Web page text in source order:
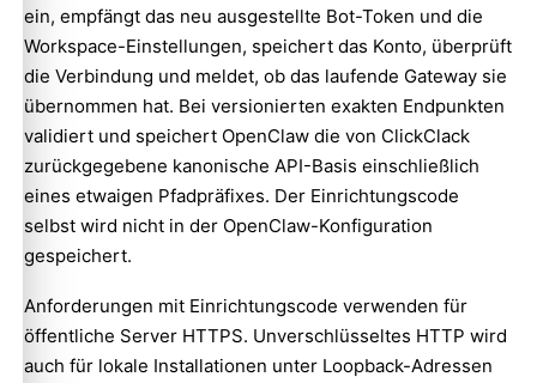
ein, empfängt das neu ausgestellte Bot-Token und die
Workspace-Einstellungen, speichert das Konto, überprüft
die Verbindung und meldet, ob das laufende Gateway sie
übernommen hat. Bei versionierten exakten Endpunkten
validiert und speichert OpenClaw die von ClickClack
zurückgegebene kanonische API-Basis einschließlich
eines etwaigen Pfadpräfixes. Der Einrichtungscode
selbst wird nicht in der OpenClaw-Konfiguration
gespeichert.
Anforderungen mit Einrichtungscode verwenden für
öffentliche Server HTTPS. Unverschlüsseltes HTTP wird
auch für lokale Installationen unter Loopback-Adressen